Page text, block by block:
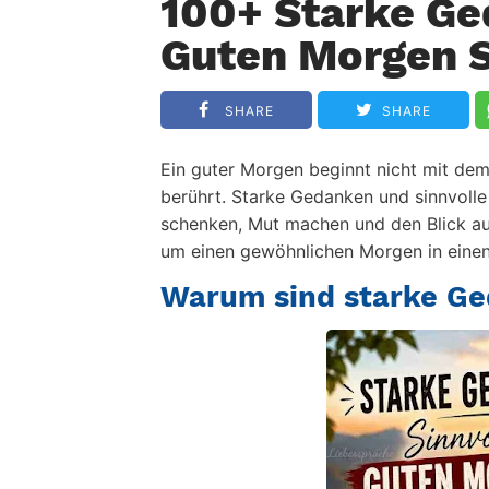
100+ Starke
Guten Morgen
SHARE SHARE
Ein guter Morgen beginnt nicht mit
berührt. Starke Gedanken und
schenken, Mut machen und den Blick
um einen gewöhnlichen Morgen in
Warum sind starke